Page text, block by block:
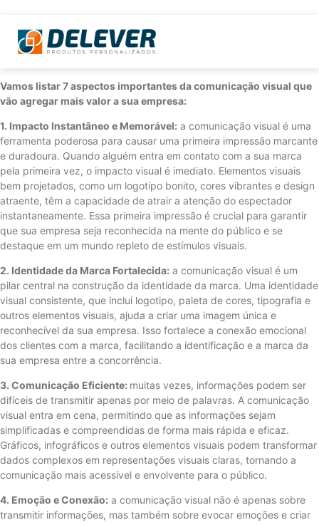
Vamos listar 7 aspectos importantes da comunicação visual que
vão agregar mais valor a sua empresa:
1. Impacto Instantâneo e Memorável: a comunicação visual é uma
ferramenta poderosa para causar uma primeira impressão marcante
e duradoura. Quando alguém entra em contato com a sua marca
pela primeira vez, o impacto visual é imediato. Elementos visuais
bem projetados, como um logotipo bonito, cores vibrantes e design
atraente, têm a capacidade de atrair a atenção do espectador
instantaneamente. Essa primeira impressão é crucial para garantir
que sua empresa seja reconhecida na mente do público e se
destaque em um mundo repleto de estímulos visuais.
2. Identidade da Marca Fortalecida: a comunicação visual é um
pilar central na construção da identidade da marca. Uma identidade
visual consistente, que inclui logotipo, paleta de cores, tipografia e
outros elementos visuais, ajuda a criar uma imagem única e
reconhecível da sua empresa. Isso fortalece a conexão emocional
dos clientes com a marca, facilitando a identificação e a marca da
sua empresa entre a concorrência.
3. Comunicação Eficiente: muitas vezes, informações podem ser
difíceis de transmitir apenas por meio de palavras. A comunicação
visual entra em cena, permitindo que as informações sejam
simplificadas e compreendidas de forma mais rápida e eficaz.
Gráficos, infográficos e outros elementos visuais podem transformar
dados complexos em representações visuais claras, tornando a
comunicação mais acessível e envolvente para o público.
4. Emoção e Conexão: a comunicação visual não é apenas sobre
transmitir informações, mas também sobre evocar emoções e criar